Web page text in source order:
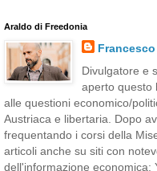
Araldo di Freedonia
Divulgatore e
aperto questo
alle questioni economico/
Austriaca e libertaria. Dopo
frequentando i corsi della
articoli anche su siti con
dell'informazione economica: